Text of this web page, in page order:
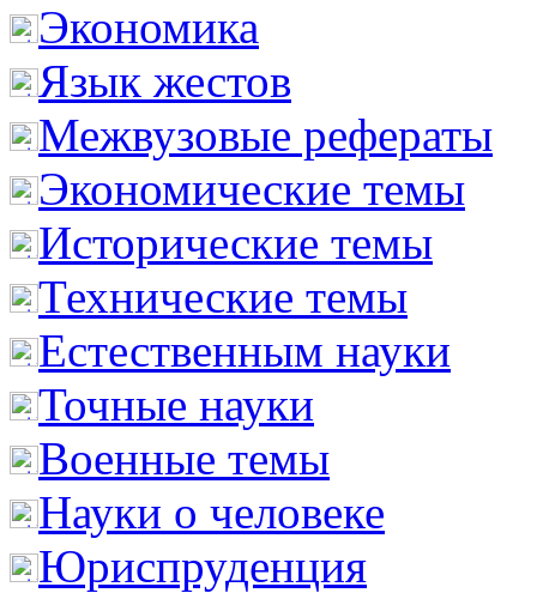
Экономика
Язык жестов
Межвузовые рефераты
Экономические темы
Исторические темы
Технические темы
Естественным науки
Точные науки
Военные темы
Науки о человеке
Юриспруденция